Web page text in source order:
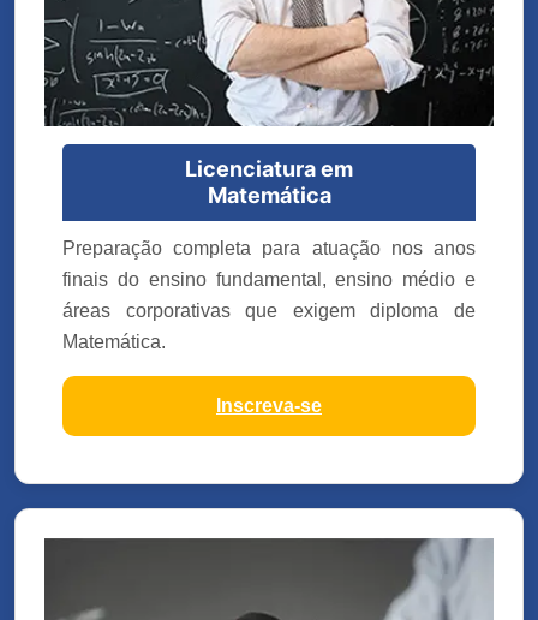
Licenciatura em
Matemática
Preparação completa para atuação nos anos
finais do ensino fundamental, ensino médio e
áreas corporativas que exigem diploma de
Matemática.
Inscreva-se